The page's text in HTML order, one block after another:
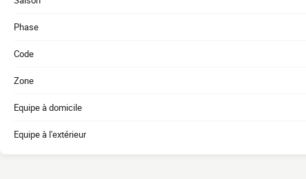
Phase
Code
Zone
Equipe à domicile
Equipe à l'extérieur